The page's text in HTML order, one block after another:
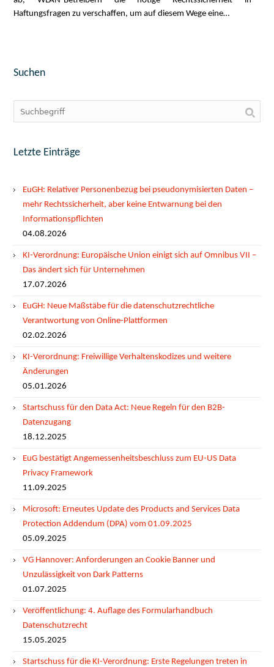
Haftungsfragen zu verschaffen, um auf diesem Wege eine…
Suchen
Letzte Einträge
EuGH: Relativer Personenbezug bei pseudonymisierten Daten –
mehr Rechtssicherheit, aber keine Entwarnung bei den
Informationspflichten
04.08.2026
KI-Verordnung: Europäische Union einigt sich auf Omnibus VII –
Das ändert sich für Unternehmen
17.07.2026
EuGH: Neue Maßstäbe für die datenschutzrechtliche
Verantwortung von Online-Plattformen
02.02.2026
KI-Verordnung: Freiwillige Verhaltenskodizes und weitere
Änderungen
05.01.2026
Startschuss für den Data Act: Neue Regeln für den B2B-
Datenzugang
18.12.2025
EuG bestätigt Angemessenheitsbeschluss zum EU-US Data
Privacy Framework
11.09.2025
Microsoft: Erneutes Update des Products and Services Data
Protection Addendum (DPA) vom 01.09.2025
05.09.2025
VG Hannover: Anforderungen an Cookie Banner und
Unzulässigkeit von Dark Patterns
01.07.2025
Veröffentlichung: 4. Auflage des Formularhandbuch
Datenschutzrecht
15.05.2025
Startschuss für die KI-Verordnung: Erste Regelungen treten in